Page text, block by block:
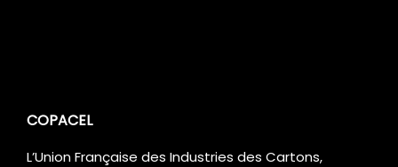
COPACEL
L’Union Française des Industries des Cartons,